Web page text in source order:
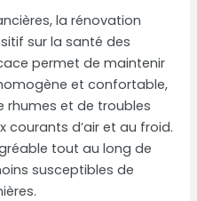
la rénovation
sur la santé des
permet de maintenir
et confortable,
rhumes et de troubles
courants d’air et au froid.
tout au long de
susceptibles de